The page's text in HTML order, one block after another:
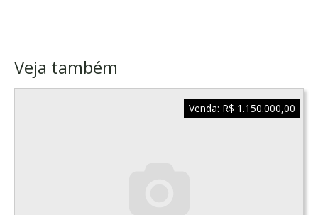
Veja também
Venda: R$ 1.150.000,00